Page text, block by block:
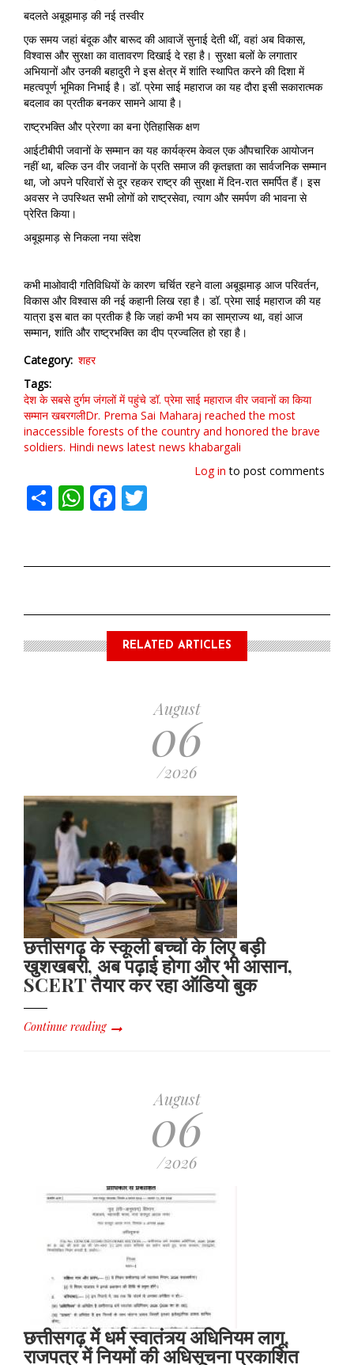
बदलते अबूझमाड़ की नई तस्वीर
एक समय जहां बंदूक और बारूद की आवाजें सुनाई देती थीं, वहां अब विकास,
विश्वास और सुरक्षा का वातावरण दिखाई दे रहा है। सुरक्षा बलों के लगातार
अभियानों और उनकी बहादुरी ने इस क्षेत्र में शांति स्थापित करने की दिशा में
महत्वपूर्ण भूमिका निभाई है। डॉ. प्रेमा साई महाराज का यह दौरा इसी सकारात्मक
बदलाव का प्रतीक बनकर सामने आया है।
राष्ट्रभक्ति और प्रेरणा का बना ऐतिहासिक क्षण
आईटीबीपी जवानों के सम्मान का यह कार्यक्रम केवल एक औपचारिक आयोजन
नहीं था, बल्कि उन वीर जवानों के प्रति समाज की कृतज्ञता का सार्वजनिक सम्मान
था, जो अपने परिवारों से दूर रहकर राष्ट्र की सुरक्षा में दिन-रात समर्पित हैं। इस
अवसर ने उपस्थित सभी लोगों को राष्ट्रसेवा, त्याग और समर्पण की भावना से
प्रेरित किया।
अबूझमाड़ से निकला नया संदेश
कभी माओवादी गतिविधियों के कारण चर्चित रहने वाला अबूझमाड़ आज परिवर्तन,
विकास और विश्वास की नई कहानी लिख रहा है। डॉ. प्रेमा साई महाराज की यह
यात्रा इस बात का प्रतीक है कि जहां कभी भय का साम्राज्य था, वहां आज
सम्मान, शांति और राष्ट्रभक्ति का दीप प्रज्वलित हो रहा है।
Category शहर
Tags
देश के सबसे दुर्गम जंगलों में पहुंचे डॉ. प्रेमा साई महाराज वीर जवानों का किया
सम्मान खबरगलीDr. Prema Sai Maharaj reached the most
inaccessible forests of the country and honored the brave
soldiers. Hindi news latest news khabargali
Log in to post comments
ShareWhatsApp
Facebook
RELATED ARTICLES
August
06
/2026
छत्तीसगढ़ के स्कूली बच्चों के लिए बड़ी
खुशखबरी, अब पढ़ाई होगा और भी आसान,
SCERT तैयार कर रहा ऑडियो बुक
Continue reading
August
06
/2026
छत्तीसगढ़ में धर्म स्वातंत्र्य अधिनियम लागू,
राजपत्र में नियमों की अधिसूचना प्रकाशित